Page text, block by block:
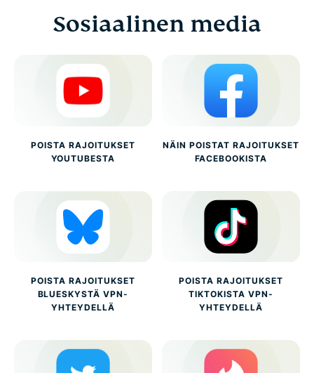
Sosiaalinen media
POISTA RAJOITUKSET
YOUTUBESTA
NÄIN POISTAT RAJOITUKSET
FACEBOOKISTA
POISTA RAJOITUKSET
BLUESKYSTÄ VPN-
YHTEYDELLÄ
POISTA RAJOITUKSET
TIKTOKISTA VPN-
YHTEYDELLÄ